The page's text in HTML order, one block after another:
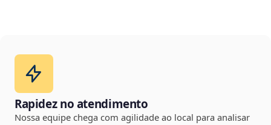
Rapidez no atendimento
Nossa equipe chega com agilidade ao local para analisar